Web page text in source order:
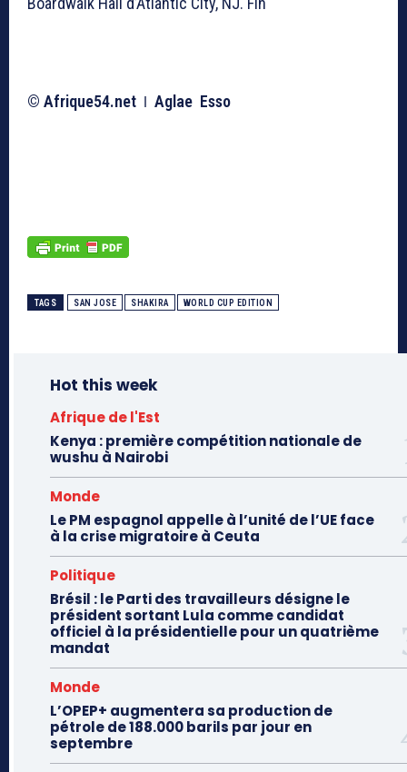
© Afrique54.net ǀ Aglae Esso
TAGS SAN JOSE SHAKIRA WORLD CUP EDITION
Hot this week
Afrique de l'Est
Kenya : première compétition nationale de
wushu à Nairobi
Monde
Le PM espagnol appelle à l’unité de l’UE face
à la crise migratoire à Ceuta
Politique
Brésil : le Parti des travailleurs désigne le
président sortant Lula comme candidat
officiel à la présidentielle pour un quatrième
mandat
Monde
L’OPEP+ augmentera sa production de
pétrole de 188.000 barils par jour en
septembre